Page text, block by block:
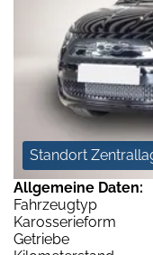
Standort
Allgemeine Daten:
Fahrzeugtyp
Karosserieform
Getriebe